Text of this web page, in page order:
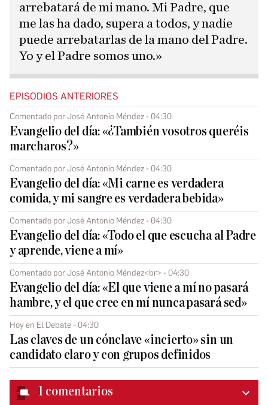
arrebatará de mi mano. Mi Padre, que
me las ha dado, supera a todos, y nadie
puede arrebatarlas de la mano del Padre.
Yo y el Padre somos uno.»
EPISODIOS ANTERIORES
Comentado por José Antonio Méndez - 04:30
Evangelio del día: «¿También vosotros queréis
marcharos?»
Comentado por José Antonio Méndez - 04:30
Evangelio del día: «Mi carne es verdadera
comida, y mi sangre es verdadera bebida»
Comentado por José Antonio Méndez - 04:30
Evangelio del día: «Todo el que escucha al Padre
y aprende, viene a mí»
Comentado por José Antonio Méndez<br> - 04:30
Evangelio del día: «El que viene a mí no pasará
hambre, y el que cree en mí nunca pasará sed»
Hoy en El Debate - 04:30
Las claves de un cónclave «incierto» sin un
candidato claro y con grupos definidos
1 comentarios